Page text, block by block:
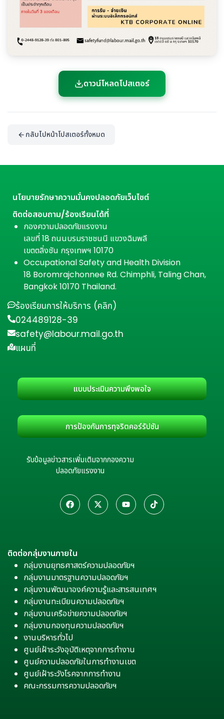
ดาวน์โหลดโปสเตอร์
กลับไปหน้าโปสเตอร์ทั้งหมด
นโยบายรักษาความมั่นคงปลอดภัยเว็บไซต์
ติดต่อสอบถาม/ร้องเรียนได้ที่
กองความปลอดภัยแรงงาน
เลขที่ 18 ถนนบรมราชชนนี แขวงฉิมพลี
เขตตลิ่งชัน กรุงเทพฯ 10170
Occupational Safety and Health Division
18 Boromrajchonnee Rd. Chimphli, Taling Chan,
Bangkok 10170 Thailand.
ร้องเรียนการให้บริการ (คลิก)
024489128-39
safety@labour.mail.go.th
แผนที่
แบบประเมินความพึงพอใจ
การป้องกันการทุจริตคอร์รัปชัน
รับข้อมูลข่าวสารเพิ่มเติมจากกองความ
ปลอดภัยแรงงาน
ติดต่อกลุ่มงานภายใน
กลุ่มงานยุทธศาสตร์ความปลอดภัยฯ
กลุ่มงานมาตรฐานความปลอดภัยฯ
กลุ่มงานพัฒนาองค์ความรู้และสารสนเทศฯ
กลุ่มงานทะเบียนความปลอดภัยฯ
กลุ่มงานเครือข่ายความปลอดภัยฯ
กลุ่มงานกองทุนความปลอดภัยฯ
งานบริหารทั่วไป
ศูนย์เฝ้าระวังอุบัติเหตุจากการทำงาน
ศูนย์ความปลอดภัยในการทำงานเขต
ศูนย์เฝ้าระวังโรคจากการทำงาน
คณะกรรมการความปลอดภัยฯ